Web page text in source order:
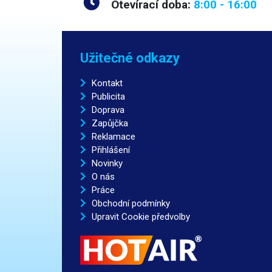
Otevírací doba: 8:00 - 16:00
Užitečné odkazy
Kontakt
Publicita
Doprava
Zapůjčka
Reklamace
Přihlášení
Novinky
O nás
Práce
Obchodní podmínky
Upravit Cookie předvolby